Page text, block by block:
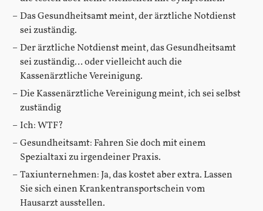
Das Gesundheitsamt meint, der ärztliche Notdienst
sei zuständig.
Der ärztliche Notdienst meint, das Gesundheitsamt
sei zuständig… oder vielleicht auch die
Kassenärztliche Vereinigung.
Die Kassenärztliche Vereinigung meint, ich sei selbst
zuständig
Ich: WTF?
Gesundheitsamt: Fahren Sie doch mit einem
Spezialtaxi zu irgendeiner Praxis.
Taxiunternehmen: Ja, das kostet aber extra. Lassen
Sie sich einen Krankentransportschein vom
Hausarzt ausstellen.